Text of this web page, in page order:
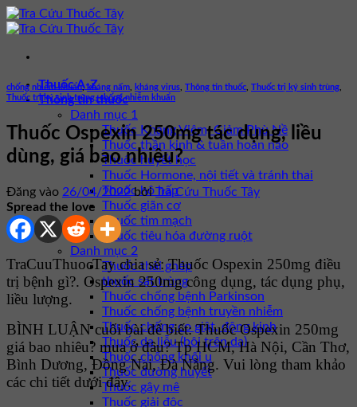
Bỏ
qua
dung
Thuốc A-Z
Thông tin thuốc
Danh mục 1
Thuốc Kháng Viêm, Giảm Phù Nề
Thuốc thần kinh & tuần hoàn não
Thuốc huyết học
Thuốc Hormone, nội tiết và tránh thai
Thuốc hô hấp
Thuốc giãn cơ
Thuốc tim mạch
Thuốc tiêu hóa đường ruột
Danh mục 2
Thuốc thải ghép
thuốc sát trùng
Thuốc chống bệnh Parkinson
Thuốc chống bệnh truyền nhiễm
Thuốc chống co giật, động kinh
Thuốc da liễu (bôi trên da)
Thuốc chống khối u
Thuốc đường huyết
Thuốc gây mê
Thuốc giải độc
chống nhiễm khuẩn,kháng nấm kháng virus Thông tin thuốc Thuốc trị ký sinh trùng
Thuốc trị ký sinh trùng, chống nhiễm khuẩn
Thuốc Ospexin 250mg tác dụng, liều
dùng, giá bao nhiêu?
Đăng vào 26/04/2022 bởiTra Cứu Thuốc Tây
Spread the love
TraCuuThuocTay chia sẻ: Thuốc Ospexin 250mg điều
trị bệnh gì?. Ospexin 250mg công dụng, tác dụng phụ,
liều lượng.
BÌNH LUẬN cuối bài để biết: Thuốc Ospexin 250mg
giá bao nhiêu? mua ở đâu? Tp HCM, Hà Nội, Cần Thơ,
Bình Dương, Đồng Nai, Đà Nẵng. Vui lòng tham khảo
các chi tiết dưới đây.